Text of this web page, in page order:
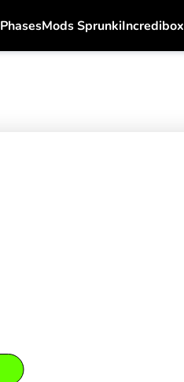
PhasesMods SprunkiIncredibox